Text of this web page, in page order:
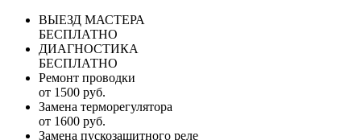
ВЫЕЗД МАСТЕРА
БЕСПЛАТНО
ДИАГНОСТИКА
БЕСПЛАТНО
Ремонт проводки
от 1500 руб.
Замена терморегулятора
от 1600 руб.
Замена пускозащитного реле